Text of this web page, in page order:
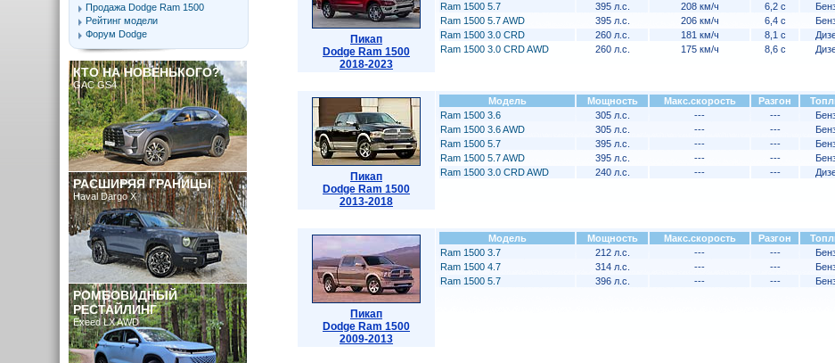
Продажа Dodge Ram 1500
Рейтинг модели
Форум Dodge
КТО НА НОВЕНЬКОГО?
GAC GS4
РАСШИРЯЯ ГРАНИЦЫ
Haval Dargo X
РОМБОВИДНЫЙ
РЕСТАЙЛИНГ
Exeed LX AWD
Пикап
Dodge Ram 1500
2018-2023
Ram 1500 5.7
395 л.с. 208 км/ч 6,2 с
Ram 1500 5.7 AWD
395 л.с. 206 км/ч 6,4 с
Ram 1500 3.0 CRD
260 л.с. 181 км/ч 8,1 с
Ram 1500 3.0 CRD AWD
260 л.с. 175 км/ч 8,6 с
Пикап
Dodge Ram 1500
2013-2018
Модель Мощность Макс.скорость Разгон
Ram 1500 3.6
305 л.с. --- ---
Ram 1500 3.6 AWD
305 л.с. --- ---
Ram 1500 5.7
395 л.с. --- ---
Ram 1500 5.7 AWD
395 л.с. --- ---
Ram 1500 3.0 CRD AWD
240 л.с. --- ---
Пикап
Dodge Ram 1500
2009-2013
Модель Мощность Макс.скорость Разгон
Ram 1500 3.7
212 л.с. --- ---
Ram 1500 4.7
314 л.с. --- ---
Ram 1500 5.7
396 л.с. --- ---